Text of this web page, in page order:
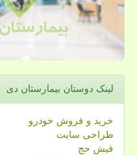
لینک دوستان بیمارستان دی
خرید و فروش خودرو
طراحی سایت
فیش حج